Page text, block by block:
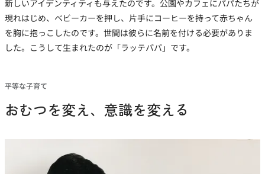
新しいアイデンティティも与えたのです。公園やカフェにパパたちが
現れはじめ、ベビーカーを押し、片手にコーヒーを持って赤ちゃん
を胸に抱っこしたのです。世間は彼らに名前を付ける必要がありま
した。こうして生まれたのが「ラッテパパ」です。
平等な子育て
おむつを変え、意識を変える